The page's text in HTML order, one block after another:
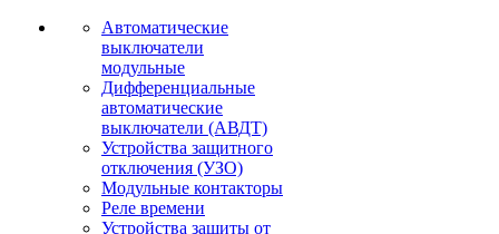
Автоматические
выключатели
модульные
Дифференциальные
автоматические
выключатели (АВДТ)
Устройства защитного
отключения (УЗО)
Модульные контакторы
Реле времени
Устройства защиты от